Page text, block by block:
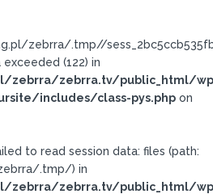
zebrra/.tmp//
exceeded (122) in
zebrra/zebrra.tv/public_html/
includes/class-pys.php on
to read session data: files (path:
.tmp/) in
zebrra/zebrra.tv/public_html/